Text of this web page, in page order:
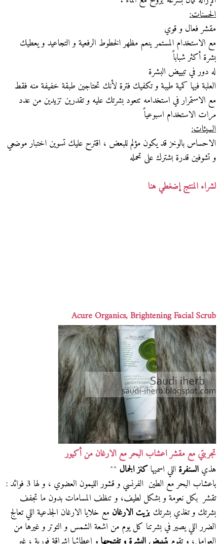
الحسنات:
مقشر فعال و قوي
مع الاستخدام المستمر ينعم مظهر الخطوط الرفعية و التجاعيد و يعطيك
بشرة أكثر شباباً
له دور في تبييض البشرة
العلبة فيها كمية طيبة و تكفيك فترة لأنك تحتاجين طبقة خفيفة منه فقط
مع الاستمرار في استخدامه تتعود بشرتك عليه و تقدرين تزيدين من عدد
مرات الاستخدام اسبوعياً
السيئات:
الاحساس بالوخز قد يكون مؤلم للبعض ، اقترح عليك تسوين اختبار موضعي
و تشوفين قدرة بشترك على تحمله
لشراء المنتج إضغطي هنا
Acure Organics, Brightening Facial Scrub
تجربتي مع مقشراعشاب البحر معالارغان من أكيور
هذيالسنفرةاللي اسميهاكنز الجمال^^
باعشاب البحر مع الطين الفرنسي و قشور الليمون العضوي ، و لها 3 فوائد :
تقشر بكل نعومة و بشكل لطيف، و تنظف المسامات بدون ما تجفف
بشرتك و تغذي بشرتكبزيت الارغانمع خلايا الارغان الجذعية اللي تعالج
الضرر اللي يصير في بشرتنا كل يوم من اشعة الشمس و التوتر و غيرها من